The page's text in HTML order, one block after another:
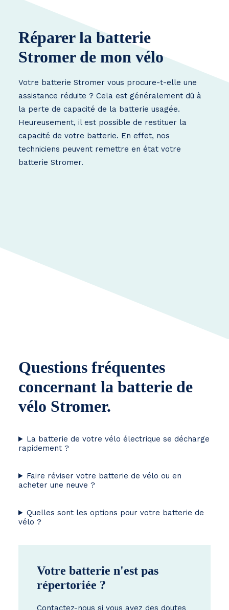
Réparer la batterie
Stromer de mon vélo
Votre batterie Stromer vous procure-t-elle une
assistance réduite ? Cela est généralement dû à
la perte de capacité de la batterie usagée.
Heureusement, il est possible de restituer la
capacité de votre batterie. En effet, nos
techniciens peuvent remettre en état votre
batterie Stromer.
Questions fréquentes
concernant la batterie de
vélo Stromer.
La batterie de votre vélo électrique se décharge
rapidement ?
Faire réviser votre batterie de vélo ou en
acheter une neuve ?
Quelles sont les options pour votre batterie de
vélo ?
Votre batterie n'est pas
répertoriée ?
Contactez-nous si vous avez des doutes